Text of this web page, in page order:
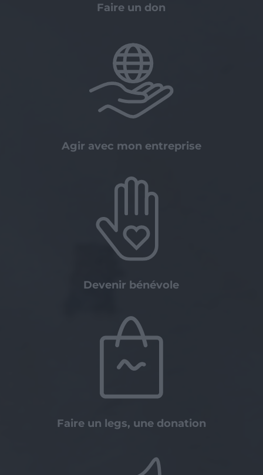
Faire un don
Agir avec mon entreprise
Devenir bénévole
Faire un legs, une donation